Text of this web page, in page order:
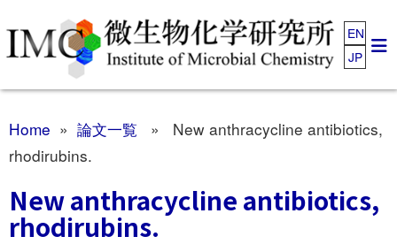
EN
JP
Home » 論文一覧 » New anthracycline antibiotics,
rhodirubins.
New anthracycline antibiotics,
rhodirubins.